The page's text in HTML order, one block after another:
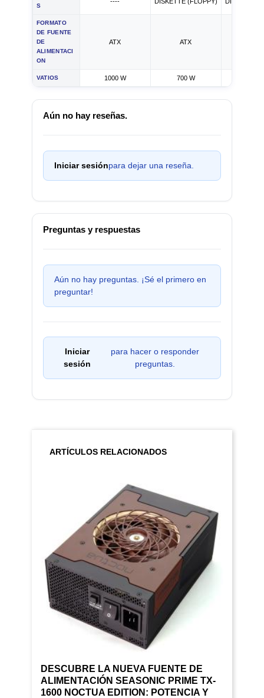
S
FORMATO
DE FUENTE
DE
ALIMENTACI
ON
ATX ATX
VATIOS 1000 W 700 W
Aún no hay reseñas.
Iniciar sesiónpara dejar una reseña.
Preguntas y respuestas
Aún no hay preguntas. ¡Sé el primero en
preguntar!
Iniciar
sesión
para hacer o responder
preguntas.
ARTÍCULOS RELACIONADOS
DESCUBRE LA NUEVA FUENTE DE
ALIMENTACIÓN SEASONIC PRIME TX-
1600 NOCTUA EDITION: POTENCIA Y